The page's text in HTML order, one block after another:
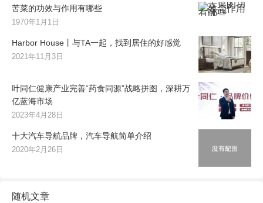
苦菜的功效与作用有哪些
1970年1月1日
Harbor House丨与TA一起，找到居住的好感觉
2021年11月3日
叶同仁健康产业完善“药食同源”战略拼图，深耕万
亿蓝海市场
2023年4月28日
十大汽车导航品牌，汽车导航简单介绍
2020年2月26日
随机文章